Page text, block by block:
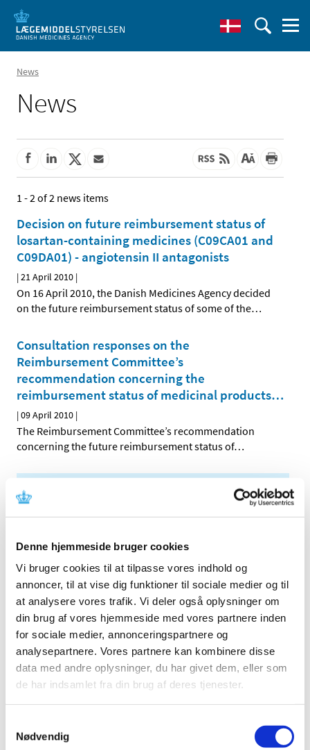
Denne hjemmeside bruger cookies
Vi bruger cookies til at tilpasse vores indhold og
annoncer, til at vise dig funktioner til sociale medier og til
at analysere vores trafik. Vi deler også oplysninger om
din brug af vores hjemmeside med vores partnere inden
for sociale medier, annonceringspartnere og
analysepartnere. Vores partnere kan kombinere disse
data med andre oplysninger, du har givet dem, eller som
de har indsamlet fra din brug af deres tjenester.
Nødvendig
News
News
1 - 2 of 2 news items
Decision on future reimbursement status of
losartan-containing medicines (C09CA01 and
C09DA01) - angiotensin II antagonists
|21 April 2010 |
On 16 April 2010, the Danish Medicines Agency decided
on the future reimbursement status of some of the…
Consultation responses on the
Reimbursement Committee’s
recommendation concerning the
reimbursement status of medicinal products…
|09 April 2010 |
The Reimbursement Committee’s recommendation
concerning the future reimbursement status of…
All items (464)
TIME
2024 (26)
2023 (24)
2022 (20)
2021 (44)
2020 (62)
2019 (20)
2016 (43)